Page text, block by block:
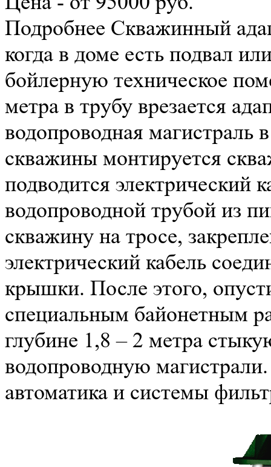
Подробнее Скважинный
когда в доме есть подвал
бойлерную техническое
метра в трубу врезается
водопроводная магистраль
скважины монтируется
подводится электрический
водопроводной трубой из
скважину на тросе,
электрический кабель
крышки. После этого,
специальным байонетным
глубине 1,8 – 2 метра
водопроводную
автоматика и системы